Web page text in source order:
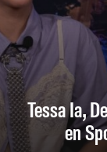
Tessa Ia,
en